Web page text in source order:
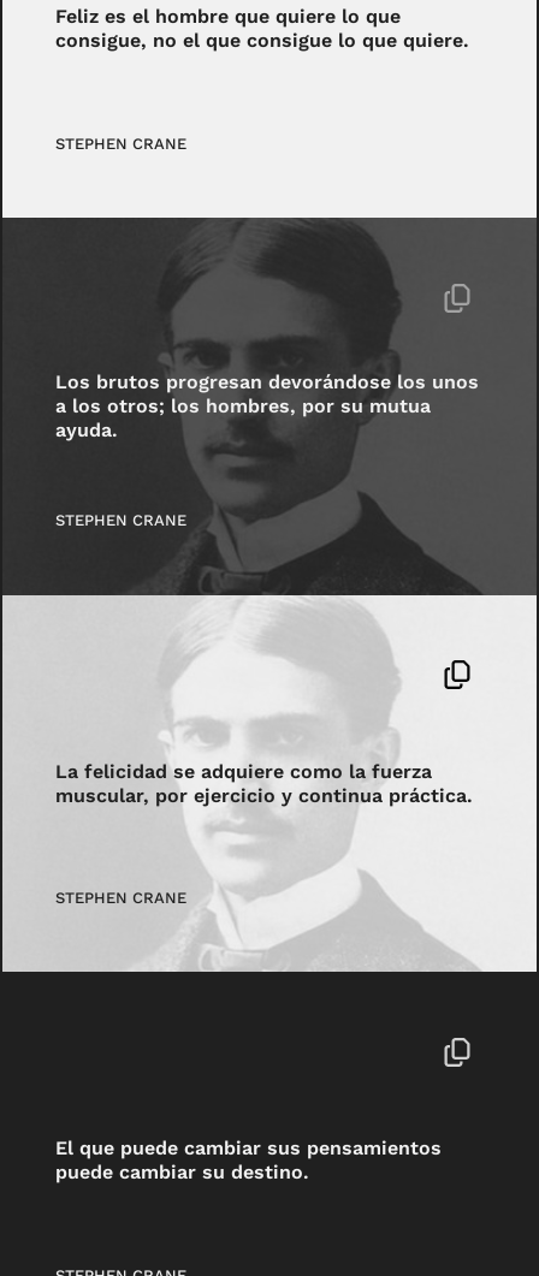
Feliz es el hombre que quiere lo que
consigue, no el que consigue lo que quiere.
STEPHEN CRANE
Los brutos progresan devorándose los unos
a los otros; los hombres, por su mutua
ayuda.
STEPHEN CRANE
La felicidad se adquiere como la fuerza
muscular, por ejercicio y continua práctica.
STEPHEN CRANE
El que puede cambiar sus pensamientos
puede cambiar su destino.